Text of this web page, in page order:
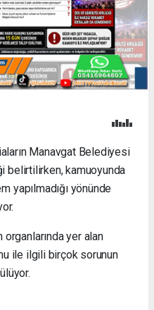
Manavgat Belediyesi
belirtilirken, kamuoyunda
yapılmadığı yönünde
organlarında yer alan
ile ilgili birçok sorunun